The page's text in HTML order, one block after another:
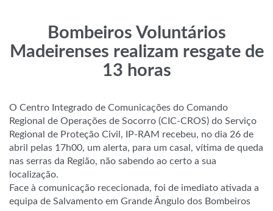
Bombeiros Voluntários
Madeirenses realizam resgate de
13 horas
O Centro Integrado de Comunicações do Comando
Regional de Operações de Socorro (CIC-CROS) do Serviço
Regional de Proteção Civil, IP-RAM recebeu, no dia 26 de
abril pelas 17h00, um alerta, para um casal, vítima de queda
nas serras da Região, não sabendo ao certo a sua
localização.
Face à comunicação rececionada, foi de imediato ativada a
equipa de Salvamento em Grande Ângulo dos Bombeiros